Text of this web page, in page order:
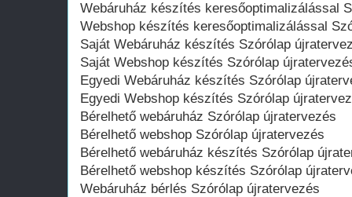
Webáruház készítés keresőoptimalizálással
Webshop készítés keresőoptimalizálással
Saját Webáruház készítés Szórólap
Saját Webshop készítés Szórólap
Egyedi Webáruház készítés Szórólap
Egyedi Webshop készítés Szórólap
Bérelhető webáruház Szórólap újratervezés
Bérelhető webshop Szórólap újratervezés
Bérelhető webáruház készítés Szórólap
Bérelhető webshop készítés Szórólap
Webáruház bérlés Szórólap újratervezés